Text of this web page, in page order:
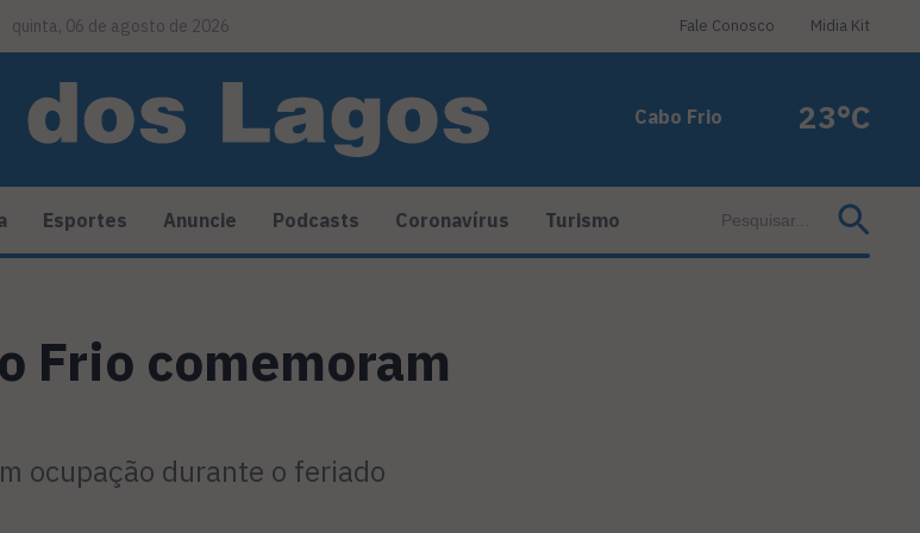
quinta, 06 de agosto de 2026 Fale Conosco Midia Kit
Cabo Frio 23°C
Esportes Anuncie Podcasts Coronavírus Turismo
Frio comemoram
ocupação durante o feriado